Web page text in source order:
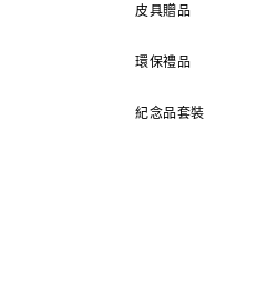
皮具贈品
環保禮品
紀念品套裝